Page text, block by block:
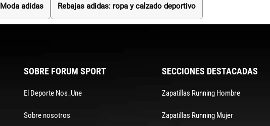
Moda adidas Rebajas adidas: ropa y calzado deportivo
SOBRE FORUM SPORT
El Deporte Nos_Une
Sobre nosotros
SECCIONES DESTACADAS
Zapatillas Running Hombre
Zapatillas Running Mujer